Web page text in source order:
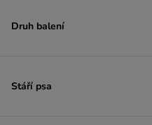
Druh balení
Stáří psa